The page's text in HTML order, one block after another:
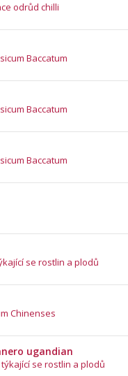
odrůd chilli
Baccatum
Baccatum
Baccatum
se rostlin a plodů
Chinenses
ugandian
se rostlin a plodů